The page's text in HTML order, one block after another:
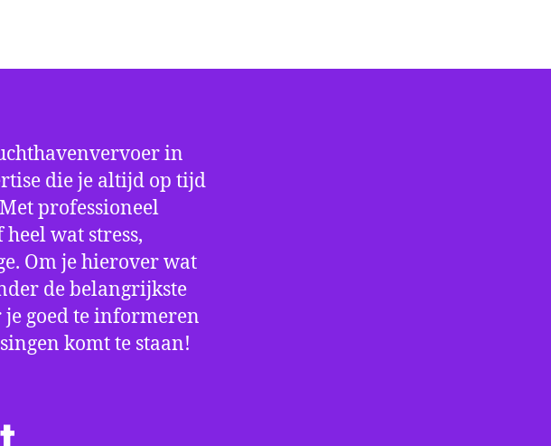
in
die je altijd op tijd
professioneel
wat stress,
Om je hierover wat
de belangrijkste
goed te informeren
komt te staan!